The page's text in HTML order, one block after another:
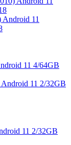
11 4/64GB
11 2/32GB